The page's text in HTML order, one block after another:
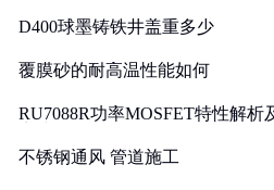
D400球墨铸铁井盖重多少
覆膜砂的耐高温性能如何
RU7088R功率MOSFET特性解
不锈钢通风 管道施工